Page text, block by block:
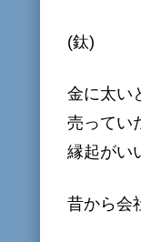
(鈦)
金に太い
売ってい
縁起がい
昔から会